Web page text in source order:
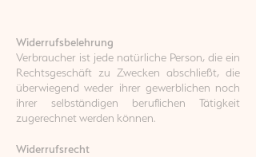
Widerrufsbelehrung
Verbraucher ist jede natürliche Person, die ein
Rechtsgeschäft zu Zwecken abschließt, die
überwiegend weder ihrer gewerblichen noch
ihrer selbständigen beruflichen Tätigkeit
zugerechnet werden können.
Widerrufsrecht